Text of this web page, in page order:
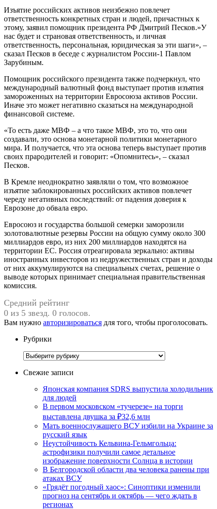
Изъятие российских активов неизбежно повлечет
ответственность конкретных стран и людей, причастных к
этому, заявил помощник президента РФ Дмитрий Песков.»У
нас будет и страновая ответственность, и личная
ответственность, персональная, юридическая за эти шаги», –
сказал Песков в беседе с журналистом России-1 Павлом
Зарубиным.
Помощник российского президента также подчеркнул, что
международный валютный фонд выступает против изъятия
замороженных на территории Евросоюза активов России.
Иначе это может негативно сказаться на международной
финансовой системе.
«То есть даже МВФ – а что такое МВФ, это то, что они
создавали, это основа монетарной политики монетарного
мира. И получается, что эта основа теперь выступает против
своих прародителей и говорит: «Опомнитесь», – сказал
Песков.
В Кремле неоднократно заявляли о том, что возможное
изъятие заблокированных российских активов повлечет
череду негативных последствий: от падения доверия к
Еврозоне до обвала евро.
Евросоюз и государства большой семерки заморозили
золотовалютные резервы России на общую сумму около 300
миллиардов евро, из них 200 миллиардов находятся на
территории ЕС. Россия отреагировала зеркально: активы
иностранных инвесторов из недружественных стран и доходы
от них аккумулируются на специальных счетах, решение о
выводе которых принимает специальная правительственная
комиссия.
Средний рейтинг
0 из 5 звезд. 0 голосов.
Вам нужно авторизироваться для того, чтобы проголосовать.
Рубрики
Рубрики
Свежие записи
Японская компания SDRS выпустила холодильник
для людей
В первом московском «тучерезе» на торги
выставлена двушка за ₽32,6 млн
Мать военнослужащего ВСУ избили на Украине за
русский язык
Неустойчивость Кельвина-Гельмгольца:
астрофизики получили самое детальное
изображение поверхности Солнца в истории
В Белгородской области два человека ранены при
атаках ВСУ
«Грядёт погодный хаос»: Синоптики изменили
прогноз на сентябрь и октябрь — чего ждать в
регионах